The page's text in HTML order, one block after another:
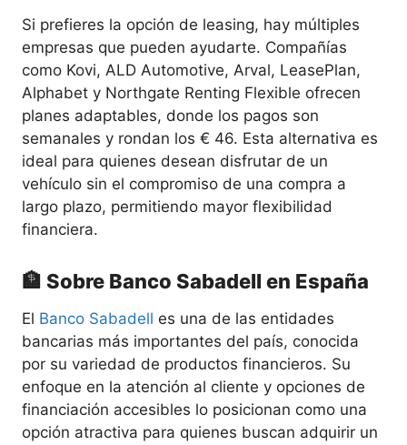
Si prefieres la opción de leasing, hay múltiples
empresas que pueden ayudarte. Compañías
como Kovi, ALD Automotive, Arval, LeasePlan,
Alphabet y Northgate Renting Flexible ofrecen
planes adaptables, donde los pagos son
semanales y rondan los € 46. Esta alternativa es
ideal para quienes desean disfrutar de un
vehículo sin el compromiso de una compra a
largo plazo, permitiendo mayor flexibilidad
financiera.
🏦 Sobre Banco Sabadell en España
El Banco Sabadell es una de las entidades
bancarias más importantes del país, conocida
por su variedad de productos financieros. Su
enfoque en la atención al cliente y opciones de
financiación accesibles lo posicionan como una
opción atractiva para quienes buscan adquirir un